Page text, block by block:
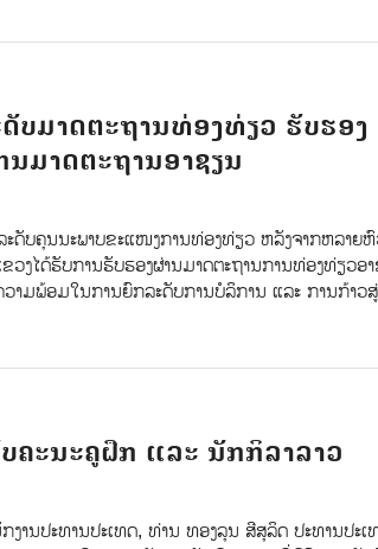
ບມາດຕະຖານທ່ອງທ່ຽວ ຮັບຮອງ
ມາດຕະຖານອາຊຽນ
ດັບຄຸນນະພາບຂະແໜງການທ່ອງທ່ຽວ ຫລັງຈາກຫລາ
ງໄດ້ຮັບການຮັບຮອງຜ່ານມາດຕະຖານການທ່ອງທ່ຽວອ
ວາມພ້ອມໃນການຍົກລະດັບການບໍລິການ ແລະ ການກ້າວສູ່
ຄະນະຄູຝຶກ ແລະ ນັກກິລາລາວ
ານປະທານປະເທດ, ທ່ານ ທອງລຸນ ສີສຸລິດ ປະທານປະເ